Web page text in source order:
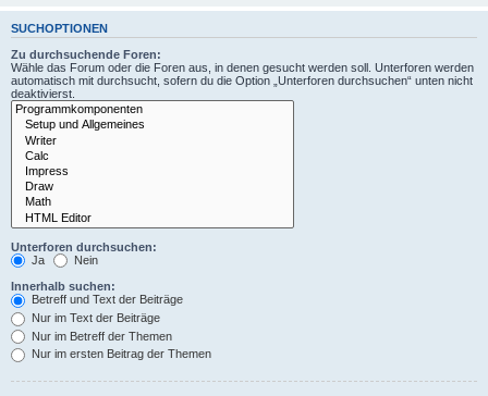
SUCHOPTIONEN
Zu durchsuchende Foren:
Wähle das Forum oder die Foren aus, in denen gesucht werden soll. Unterforen werden
automatisch mit durchsucht, sofern du die Option „Unterforen durchsuchen“ unten nicht
deaktivierst.
Unterforen durchsuchen:
Ja
Nein
Innerhalb suchen:
Betreff und Text der Beiträge
Nur im Text der Beiträge
Nur im Betreff der Themen
Nur im ersten Beitrag der Themen